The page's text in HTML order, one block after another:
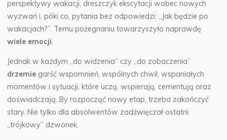
perspektywy wakacji, dreszczyk ekscytacji wobec nowych
wyzwań i, póki co, pytania bez odpowiedzi: „Jak będzie po
wakacjach?”. Temu pożegnaniu towarzyszyło naprawdę
wiele emocji.
Jednak w każdym „do widzenia” czy „do zobaczenia”
drzemie garść wspomnień, wspólnych chwil, wspaniałych
momentów i sytuacji, które uczą, wspierają, cementują oraz
doświadczają. By rozpocząć nowy etap, trzeba zakończyć
stary. Nie tylko dla absolwentów zadźwięczał ostatni
„trójkowy” dzwonek.